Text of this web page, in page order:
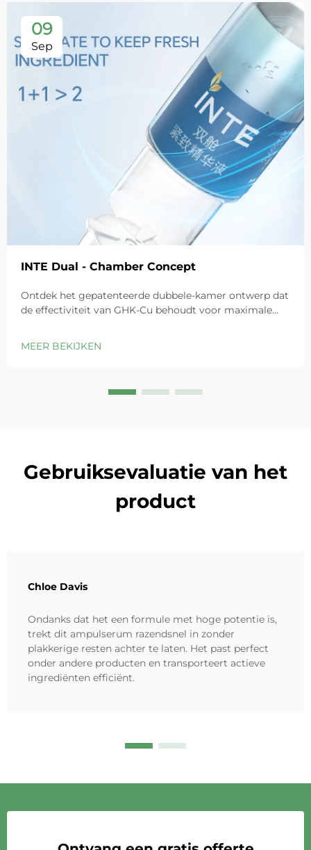
09
Sep
INTE Dual - Chamber Concept
Ontdek het gepatenteerde dubbele-kamer ontwerp dat
de effectiviteit van GHK-Cu behoudt voor maximale
vandaag de oplossing 'Small Blue Chamber'.
MEER BEKIJKEN
Gebruiksevaluatie van het
product
Chloe Davis
Ondanks dat het een formule met hoge potentie is,
trekt dit ampulserum razendsnel in zonder
plakkerige resten achter te laten. Het past perfect
onder andere producten en transporteert actieve
ingrediënten efficiënt.